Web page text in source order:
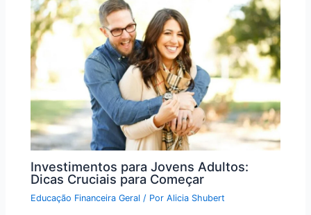
Investimentos para Jovens Adultos:
Dicas Cruciais para Começar
Educação Financeira Geral / PorAlicia Shubert